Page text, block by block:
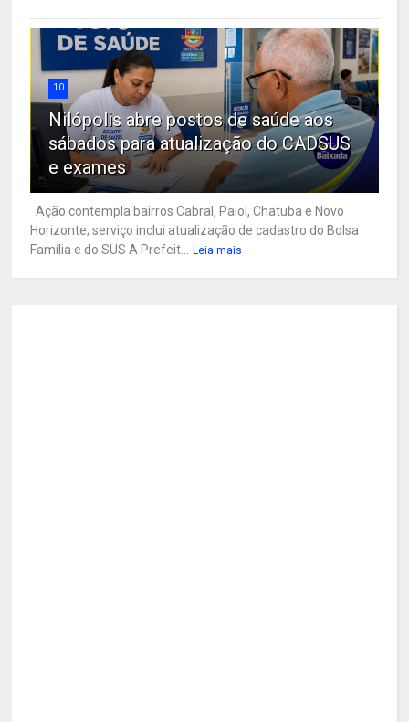
10
Nilópolis abre postos de saúde aos
sábados para atualização do CADSUS
e exames
Ação contempla bairros Cabral, Paiol, Chatuba e Novo
Horizonte; serviço inclui atualização de cadastro do Bolsa
Família e do SUS A Prefeit...
Leia mais